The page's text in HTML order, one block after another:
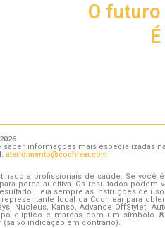
O futuro
saber informações mais especializadas
atendimento@cochlear.com
a profissionais de saúde. Se
perda auditiva. Os resultados
Leia sempre as instruções de
local da Cochlear para
Nucleus, Kanso, Advance OffStylet,
elíptico e marcas com um símbolo
(salvo indicação em contrário).